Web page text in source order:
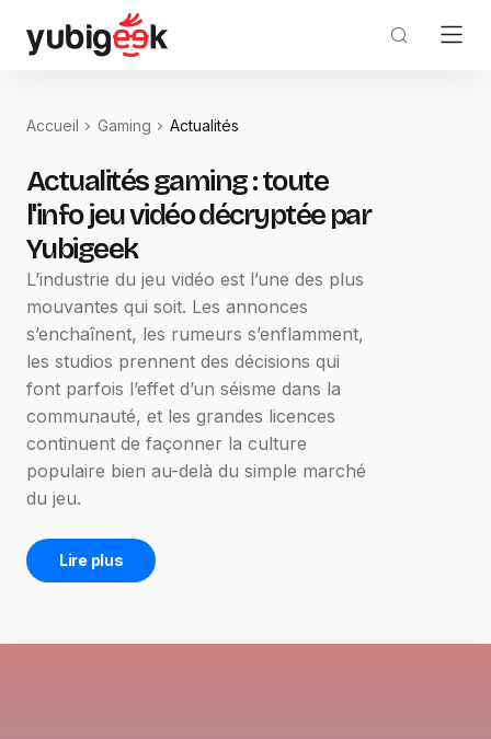
Accueil Gaming Actualités
Actualités gaming : toute
l'info jeu vidéo décryptée par
Yubigeek
L’industrie du jeu vidéo est l’une des plus
mouvantes qui soit. Les annonces
s’enchaînent, les rumeurs s’enflamment,
les studios prennent des décisions qui
font parfois l’effet d’un séisme dans la
communauté, et les grandes licences
continuent de façonner la culture
populaire bien au-delà du simple marché
du jeu.
Lire plus